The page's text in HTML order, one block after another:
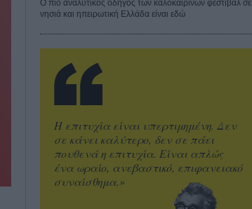
Ο πιο αναλυτικός οδηγός των καλοκαιρινών φεστιβάλ σε
νησιά και ηπειρωτική Ελλάδα είναι εδώ
Η επιτυχία είναι υπερτιμημένη. Δεν
σε κάνει καλύτερο, δεν σε πάει
πουθενά η επιτυχία. Είναι απλώς
ένα ωραίο, ανεβαστικό, επιφανειακό
συναίσθημα.»